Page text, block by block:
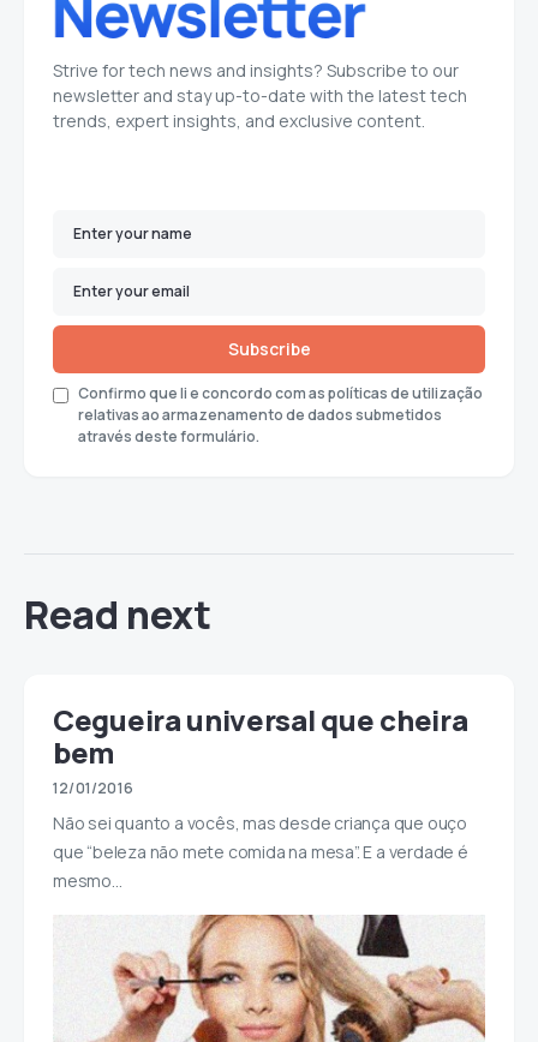
Strive for tech news and insights? Subscribe to our
newsletter and stay up-to-date with the latest tech
trends, expert insights, and exclusive content.
Subscribe
Confirmo que li e concordo com as políticas de utilização
relativas ao armazenamento de dados submetidos
através deste formulário.
Read next
Cegueira universal que cheira
bem
12/01/2016
Não sei quanto a vocês, mas desde criança que ouço
que “beleza não mete comida na mesa”. E a verdade é
mesmo…